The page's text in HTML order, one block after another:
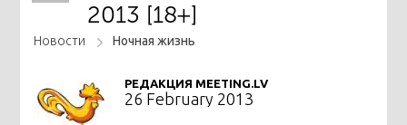
2013 [18+]
Новости Ночная жизнь
РЕДАКЦИЯ MEETING.LV
26 February 2013